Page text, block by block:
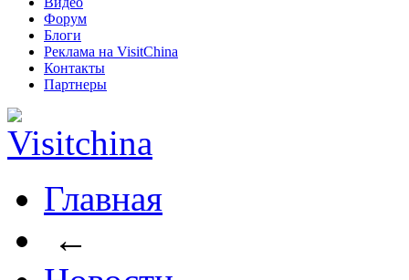
Форум
Блоги
Реклама на VisitChina
Контакты
Партнеры
Главная
←